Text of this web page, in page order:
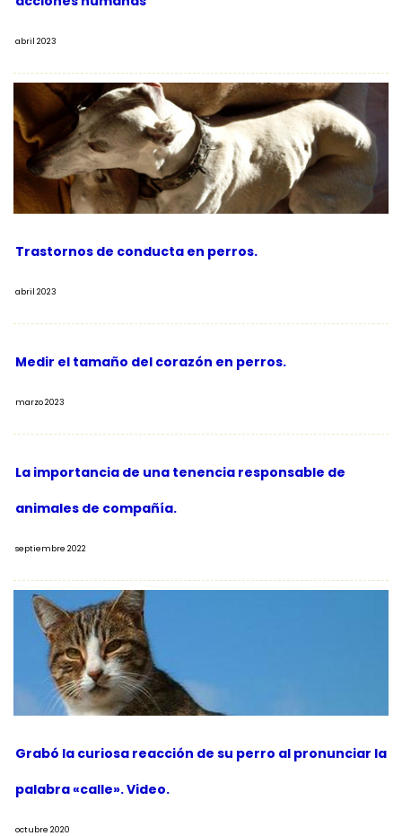
abril 2023
Trastornos de conducta en perros.
abril 2023
Medir el tamaño del corazón en perros.
marzo 2023
La importancia de una tenencia responsable de
animales de compañía.
septiembre 2022
Grabó la curiosa reacción de su perro al pronunciar la
palabra «calle». Video.
octubre 2020